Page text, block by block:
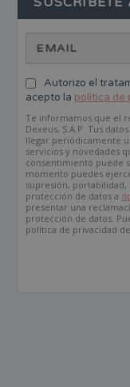
Autorizo el
acepto la política de
Te informamos que el
Dexeus, S.A.P. Tus
llegar periódicamente
servicios y novedades
consentimiento puede
momento puedes
supresión,
protección de datos a
presentar una
protección de datos.
política de privacidad